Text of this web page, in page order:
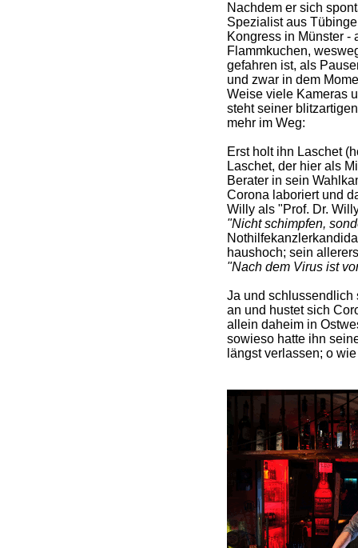
Nachdem er sich
Spezialist aus
Kongress in Münster -
Flammkuchen,
gefahren ist, als
und zwar in dem
Weise viele Kameras
steht seiner
mehr im Weg:
Erst holt ihn Laschet
Laschet, der hier als
Berater in sein
Corona laboriert und
Willy als "Prof. Dr.
"Nicht schimpfen,
haushoch; sein
"Nach dem Virus ist
Ja und schlussendlich
an und hustet sich
allein daheim in
sowieso hatte ihn
längst verlassen; o